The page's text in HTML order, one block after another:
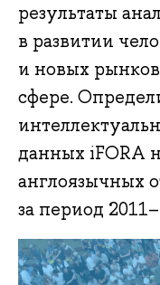
результаты
в развитии
и новых
сфере.
данных iFORA
англоязычных
за период